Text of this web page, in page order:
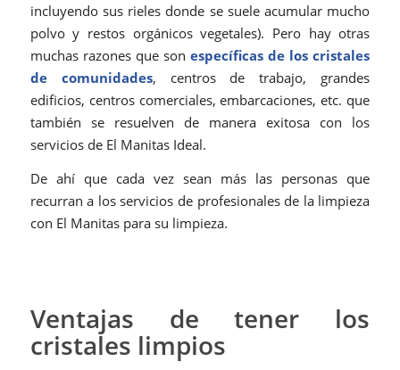
incluyendo sus rieles donde se suele acumular mucho
polvo y restos orgánicos vegetales). Pero hay otras
muchas razones que sonespecíficas de los cristales
de comunidades, centros de trabajo, grandes
edificios, centros comerciales, embarcaciones, etc. que
también se resuelven de manera exitosa con los
servicios de El Manitas Ideal.
De ahí que cada vez sean más las personas que
recurran a los servicios de profesionales de la limpieza
con El Manitas para su limpieza.
Ventajas de tener los
cristales limpios